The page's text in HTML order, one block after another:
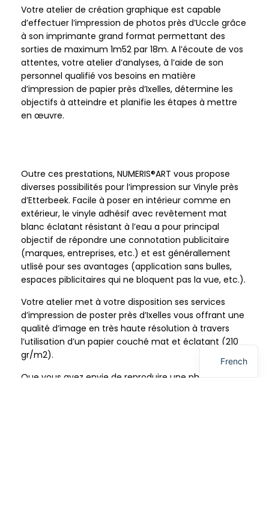
Votre atelier de création graphique est capable
d’effectuer l’impression de photos près d’Uccle grâce
à son imprimante grand format permettant des
sorties de maximum 1m52 par 18m. A l’écoute de vos
attentes, votre atelier d’analyses, à l’aide de son
personnel qualifié vos besoins en matière
d’impression de papier près d’Ixelles, détermine les
objectifs à atteindre et planifie les étapes à mettre
en œuvre.
Outre ces prestations, NUMERIS®ART vous propose
diverses possibilités pour l’impression sur Vinyle près
d’Etterbeek. Facile à poser en intérieur comme en
extérieur, le vinyle adhésif avec revêtement mat
blanc éclatant résistant à l’eau a pour principal
objectif de répondre une connotation publicitaire
(marques, entreprises, etc.) et est générallement
utlisé pour ses avantages (application sans bulles,
espaces piblicitaires qui ne bloquent pas la vue, etc.).
Votre atelier met à votre disposition ses services
d’impression de poster près d’Ixelles vous offrant une
qualité d’image en très haute résolution à travers
l’utilisation d’un papier couché mat et éclatant (210
gr/m2).
Que vous ayez envie de reproduire une photo ou un
French
English